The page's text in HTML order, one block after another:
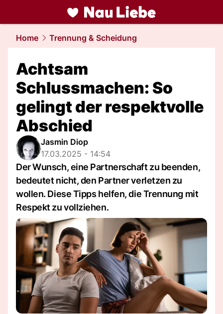
liebe.NAU.ch
Home Trennung & Scheidung
Achtsam
Schlussmachen: So
gelingt der respektvolle
Abschied
Jasmin Diop
17.03.2025 - 14:54
Der Wunsch, eine Partnerschaft zu beenden,
bedeutet nicht, den Partner verletzen zu
wollen. Diese Tipps helfen, die Trennung mit
Respekt zu vollziehen.